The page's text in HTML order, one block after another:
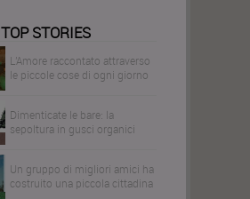
TOP STORIES
L'Amore raccontato attraverso
le piccole cose di ogni giorno
Dimenticate le bare: la
sepoltura in gusci organici
Un gruppo di migliori amici ha
costruito una piccola cittadina